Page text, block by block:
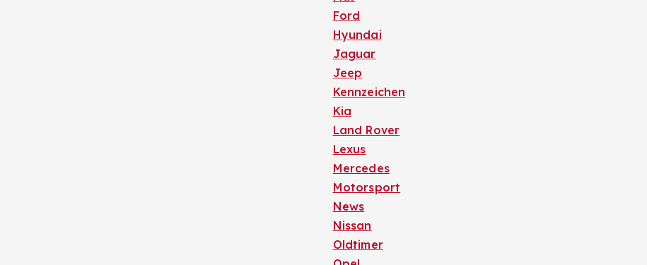
Ford
Hyundai
Jaguar
Jeep
Kennzeichen
Kia
Land Rover
Lexus
Mercedes
Motorsport
News
Nissan
Oldtimer